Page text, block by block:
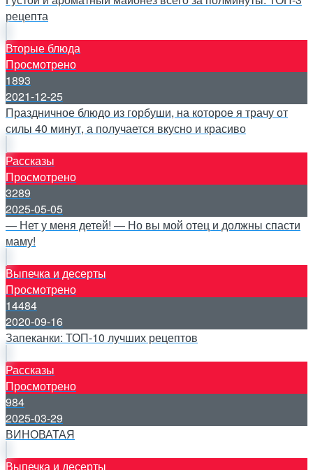
рецепта
Вторые блюда
Просмотрено
1893
2021-12-25
Праздничное блюдо из горбуши, на которое я трачу от
силы 40 минут, а получается вкусно и красиво
Рассказы
Просмотрено
3289
2025-05-05
— Нет у меня детей! — Но вы мой отец и должны спасти
маму!
Выпечка и десерты
Просмотрено
14484
2020-09-16
Запеканки: ТОП-10 лучших рецептов
Рассказы
Просмотрено
984
2025-03-29
ВИНОВАТАЯ
Выпечка и десерты